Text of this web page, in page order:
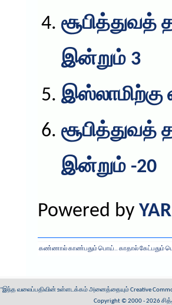
இன்றும் 3
இஸ்லாமிற்கு
இன்றும் -20
Powered by
கண்ணால் காண்பதும் பொய்.. காதால் கேட்பதும்
"இந்த வலைப்பதிவின் உள்ளடக்கம் அனைத்தையும்Creative
Copyright © 2000 - 2026